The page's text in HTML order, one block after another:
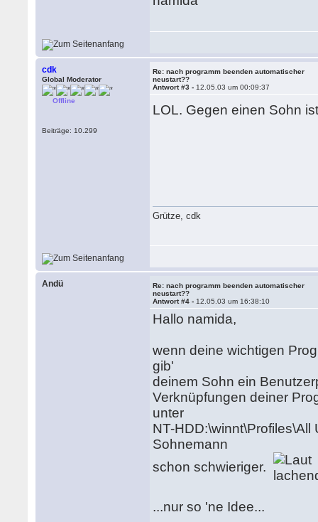
cdk
Global Moderator
Offline
Beiträge: 10.299
Re: nach programm beenden automatischer
neustart??
Antwort #3 - 12.05.03 um 00:09:37
LOL. Gegen einen Sohn
Grütze, cdk
Andü
Re: nach programm beenden automatischer
neustart??
Antwort #4 - 12.05.03 um 16:38:10
Hallo namida,
wenn deine wichtigen
gib'
deinem Sohn ein
Verknüpfungen deiner
unter
NT-
Sohnemann
schon schwieriger.
...nur so 'ne Idee...